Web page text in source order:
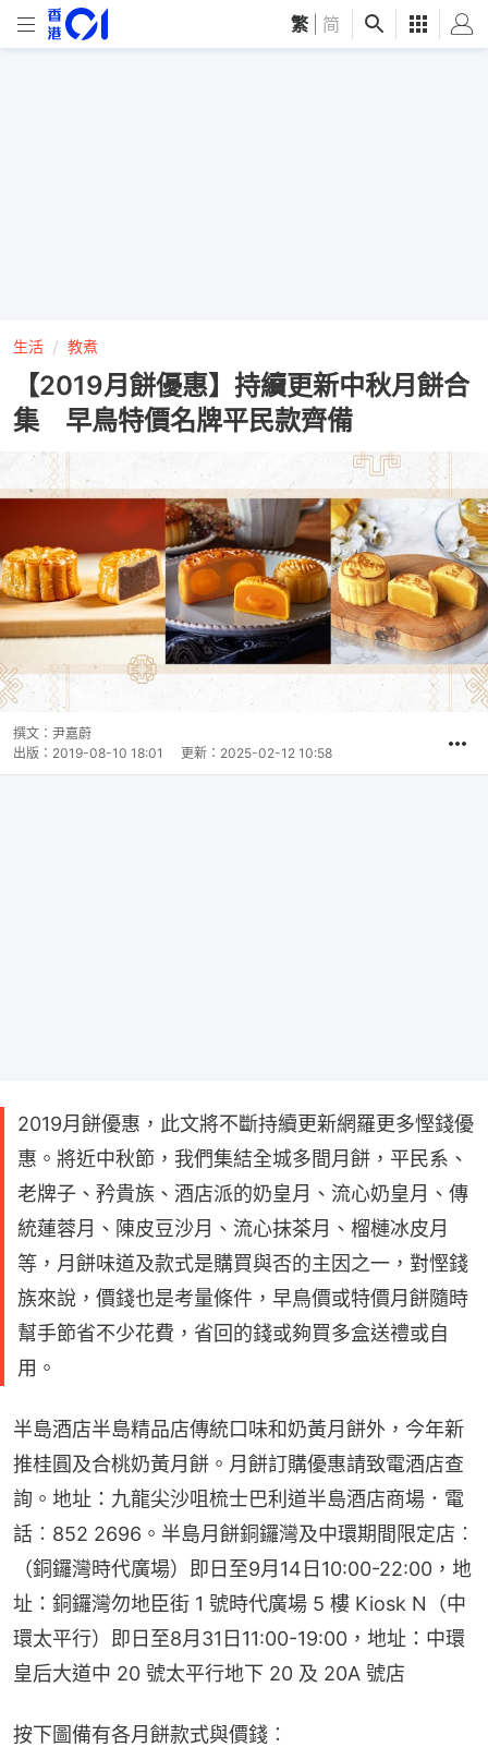
繁 简
生活 教煮
【2019月餅優惠】持續更新中秋月餅合
集 早鳥特價名牌平民款齊備
撰文： 尹嘉蔚
出版： 2019-08-10 18:01 更新： 2025-02-12 10:58
2019月餅優惠，此文將不斷持續更新網羅更多慳錢優
惠。將近中秋節，我們集結全城多間月餅，平民系、
老牌子、矜貴族、酒店派的奶皇月、流心奶皇月、傳
統蓮蓉月、陳皮豆沙月、流心抹茶月、榴槤冰皮月
等，月餅味道及款式是購買與否的主因之一，對慳錢
族來說，價錢也是考量條件，早鳥價或特價月餅隨時
幫手節省不少花費，省回的錢或夠買多盒送禮或自
用。
半島酒店半島精品店傳統口味和奶黃月餅外，今年新
推桂圓及合桃奶黃月餅。月餅訂購優惠請致電酒店查
詢。地址：九龍尖沙咀梳士巴利道半島酒店商場．電
話︰852 2696。半島月餅銅鑼灣及中環期間限定店︰
（銅鑼灣時代廣場）即日至9月14日10:00-22:00，地
址：銅鑼灣勿地臣街 1 號時代廣場 5 樓 Kiosk N（中
環太平行）即日至8月31日11:00-19:00，地址：中環
皇后大道中 20 號太平行地下 20 及 20A 號店
按下圖備有各月餅款式與價錢︰